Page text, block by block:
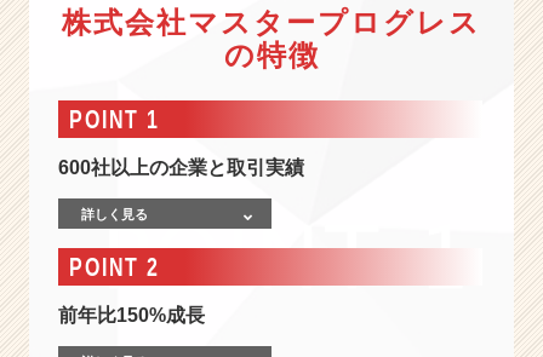
情
報
代
理
企
画
株式会社マスタープログレス
の特徴
POINT 1
600社以上の企業と取引実績
詳しく見る
POINT 2
前年比150%成長